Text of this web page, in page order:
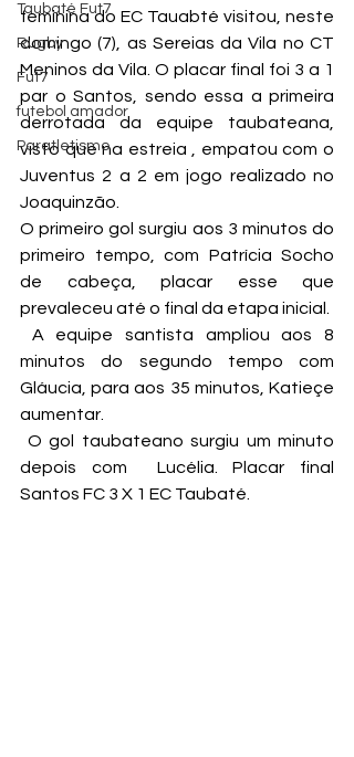
Taubaté Fut7
Rugby
Fut7
futebol amador
Paratletismo
feminina do EC Tauabté visitou, neste
domingo (7), as Sereias da Vila no CT
Meninos da Vila. O placar final foi 3 a 1
par o Santos, sendo essa a primeira
derrotada da equipe taubateana,
visto que na estreia , empatou com o
Juventus 2 a 2 em jogo realizado no
Joaquinzão.
O primeiro gol surgiu aos 3 minutos do
primeiro tempo, com Patrícia Socho
de cabeça, placar esse que
prevaleceu até o final da etapa inicial.
A equipe santista ampliou aos 8
minutos do segundo tempo com
Gláucia, para aos 35 minutos, Katieçe
aumentar.
O gol taubateano surgiu um minuto
depois com  Lucélia. Placar final
Santos FC 3 X 1 EC Taubaté.